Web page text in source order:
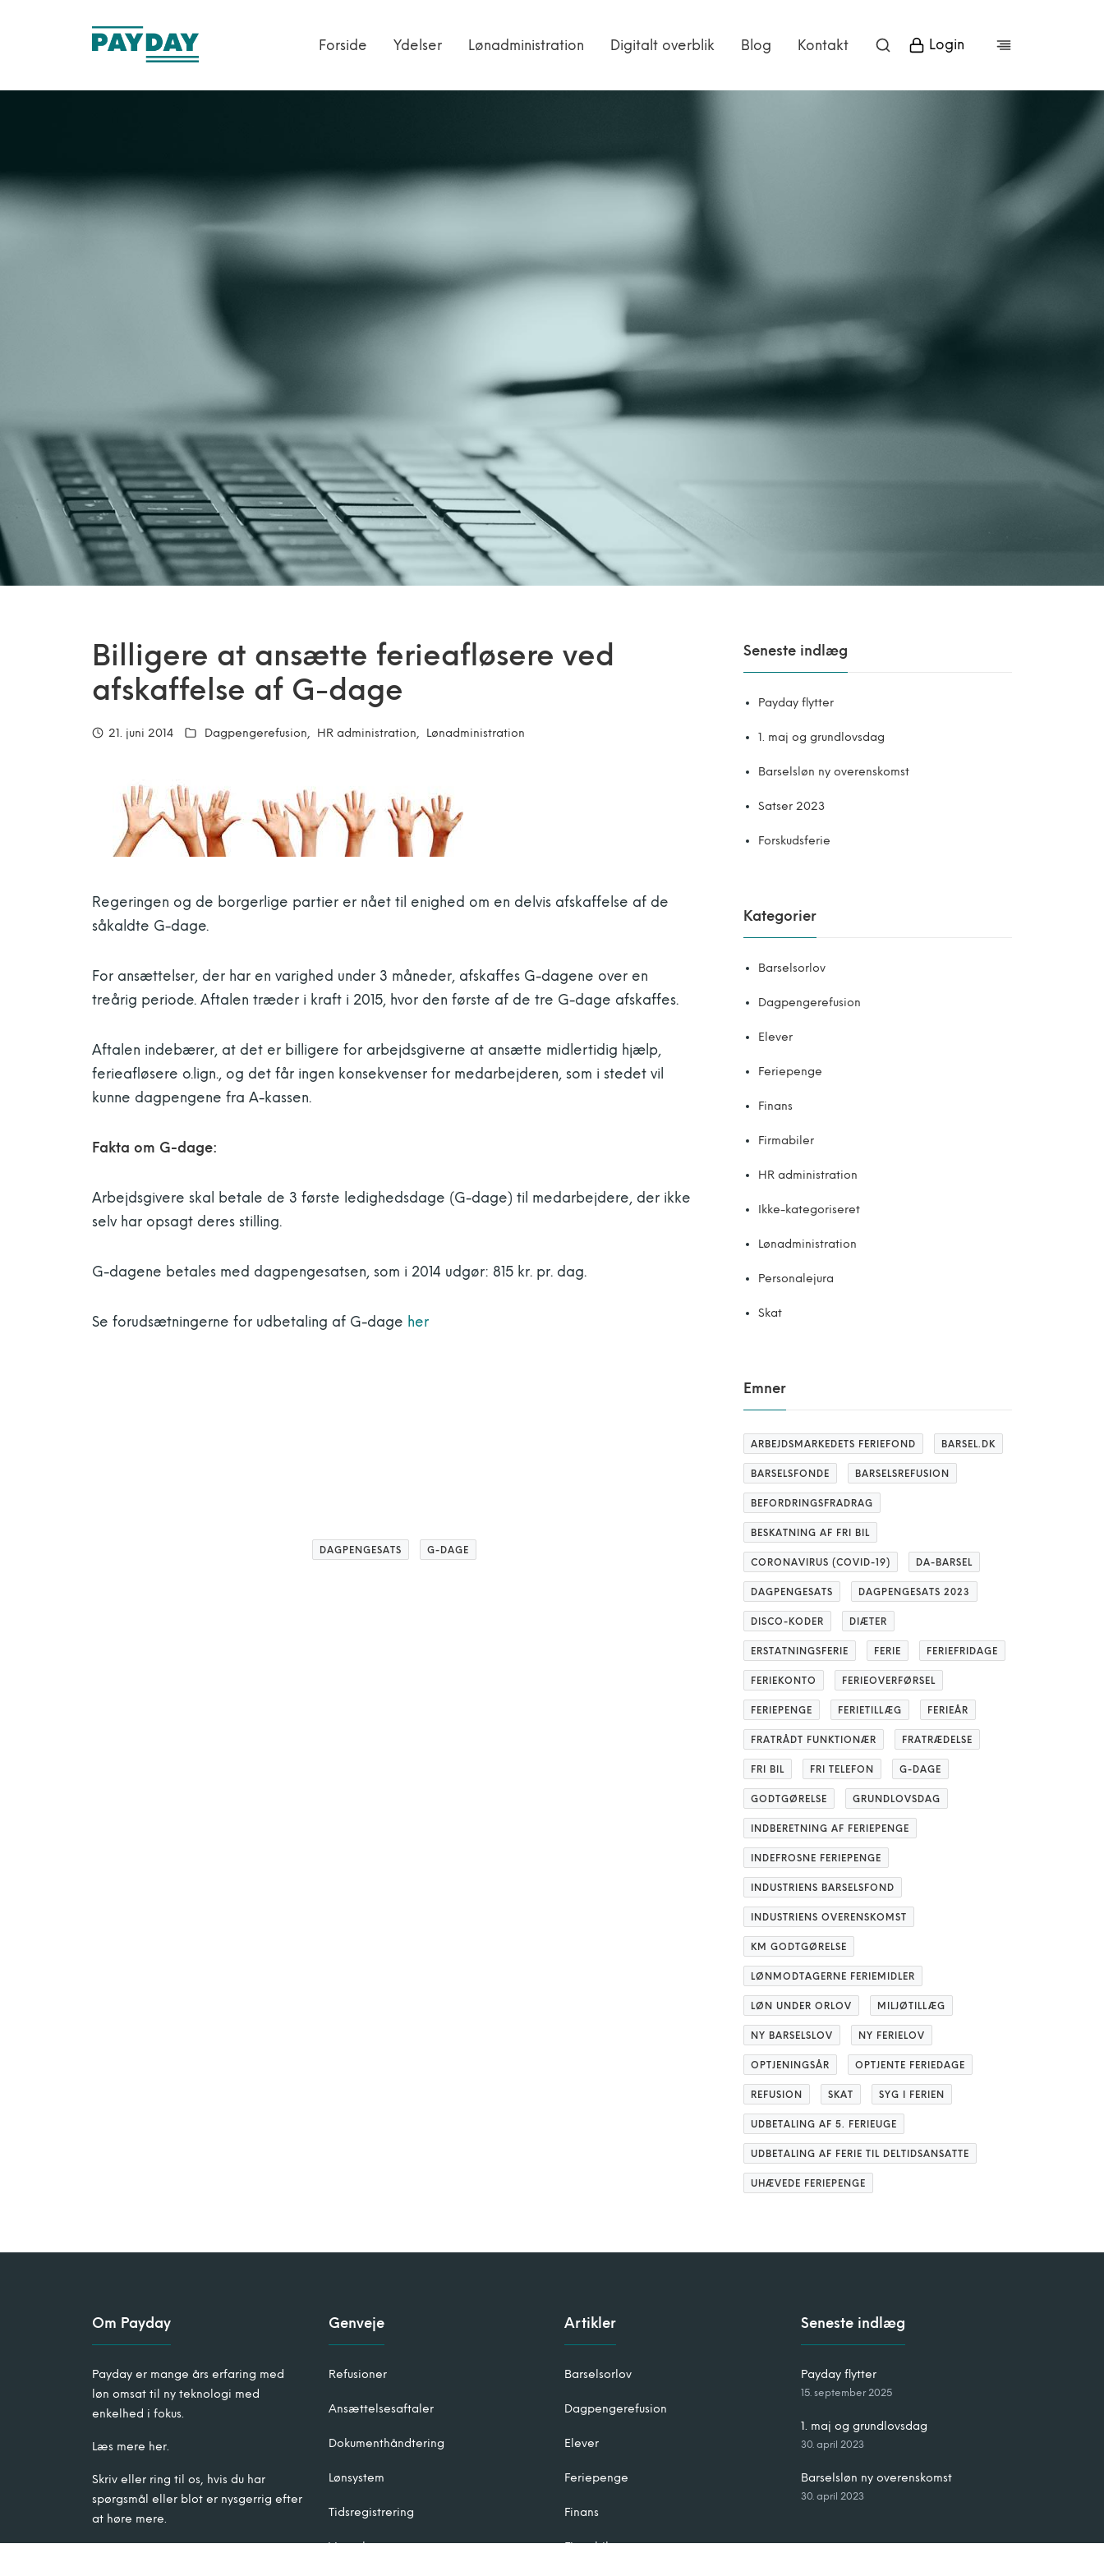
Forside Ydelser Lønadministration Digitalt overblik Blog Kontakt Login
Billigere at ansætte ferieafløsere ved
afskaffelse af G-dage
21. juni 2014 Dagpengerefusion HR administration Lønadministration
Regeringen og de borgerlige partier er nået til enighed om en delvis afskaffelse af de
såkaldte G-dage.
For ansættelser, der har en varighed under 3 måneder, afskaffes G-dagene over en
treårig periode. Aftalen træder i kraft i 2015, hvor den første af de tre G-dage afskaffes.
Aftalen indebærer, at det er billigere for arbejdsgiverne at ansætte midlertidig hjælp,
ferieafløsere o.lign., og det får ingen konsekvenser for medarbejderen, som i stedet vil
kunne dagpengene fra A-kassen.
Fakta om G-dage:
Arbejdsgivere skal betale de 3 første ledighedsdage (G-dage) til medarbejdere, der ikke
selv har opsagt deres stilling.
G-dagene betales med dagpengesatsen, som i 2014 udgør: 815 kr. pr. dag.
Se forudsætningerne for udbetaling af G-dage her
DAGPENGESATS G-DAGE
Seneste indlæg
Payday flytter
1. maj og grundlovsdag
Barselsløn ny overenskomst
Satser 2023
Forskudsferie
Kategorier
Barselsorlov
Dagpengerefusion
Elever
Feriepenge
Finans
Firmabiler
HR administration
Ikke-kategoriseret
Lønadministration
Personalejura
Skat
Emner
ARBEJDSMARKEDETS FERIEFOND BARSEL.DK
BARSELSFONDE BARSELSREFUSION
BEFORDRINGSFRADRAG
BESKATNING AF FRI BIL
CORONAVIRUS (COVID-19) DA-BARSEL
DAGPENGESATS DAGPENGESATS 2023
DISCO-KODER DIÆTER
ERSTATNINGSFERIE FERIE FERIEFRIDAGE
FERIEKONTO FERIEOVERFØRSEL
FERIEPENGE FERIETILLÆG FERIEÅR
FRATRÅDT FUNKTIONÆR FRATRÆDELSE
FRI BIL FRI TELEFON G-DAGE
GODTGØRELSE GRUNDLOVSDAG
INDBERETNING AF FERIEPENGE
INDEFROSNE FERIEPENGE
INDUSTRIENS BARSELSFOND
INDUSTRIENS OVERENSKOMST
KM GODTGØRELSE
LØNMODTAGERNE FERIEMIDLER
LØN UNDER ORLOV MILJØTILLÆG
NY BARSELSLOV NY FERIELOV
OPTJENINGSÅR OPTJENTE FERIEDAGE
REFUSION SKAT SYG I FERIEN
UDBETALING AF 5. FERIEUGE
UDBETALING AF FERIE TIL DELTIDSANSATTE
UHÆVEDE FERIEPENGE
Om Payday
Payday er mange års erfaring med
løn omsat til ny teknologi med
enkelhed i fokus.
Læs mere her.
Skriv eller ring til os, hvis du har
spørgsmål eller blot er nysgerrig efter
at høre mere.
Genveje
Refusioner
Ansættelsesaftaler
Dokumenthåndtering
Lønsystem
Tidsregistrering
Vagtplan
Artikler
Barselsorlov
Dagpengerefusion
Elever
Feriepenge
Finans
Firmabiler
Seneste indlæg
Payday flytter
15. september 2025
1. maj og grundlovsdag
30. april 2023
Barselsløn ny overenskomst
30. april 2023